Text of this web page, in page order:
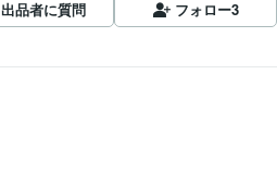
出品者に質問 フォロー3